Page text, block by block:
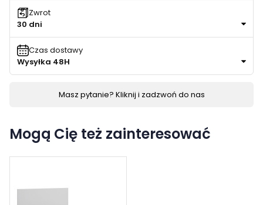
Zwrot
30 dni
Czas dostawy
Wysyłka 48H
Masz pytanie? Kliknij i zadzwoń do nas
Mogą Cię też zainteresować